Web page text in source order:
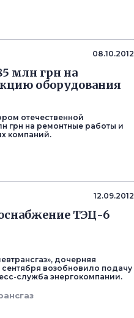
08.10.2012
млн грн на
оборудования
отечественной
грн на ремонтные работы и
компаний.
12.09.2012
ТЭЦ-6
дочерняя
сентября возобновило подачу
служба энергокомпании.